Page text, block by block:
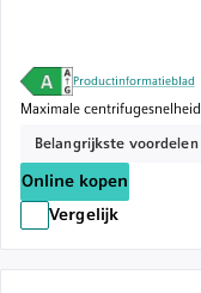
Productinformatieblad
Maximale centrifugesnelheid
Belangrijkste voordelen
Online kopen
Vergelijk